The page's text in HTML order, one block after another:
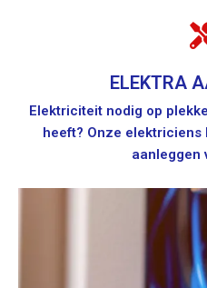
ELEKTRA
Elektriciteit nodig op
heeft? Onze
aanleggen